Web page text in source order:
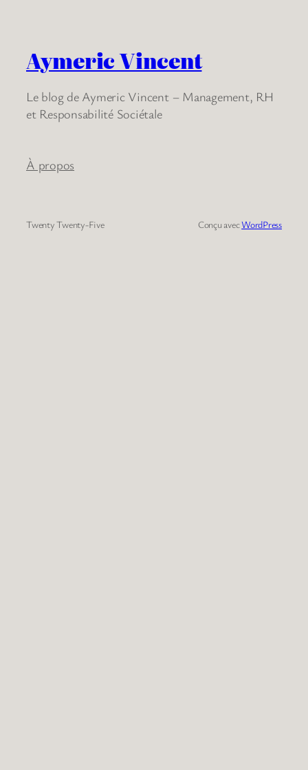
Aymeric Vincent
Le blog de Aymeric Vincent – Management, RH
et Responsabilité Sociétale
À propos
Twenty Twenty-Five Conçu avecWordPress